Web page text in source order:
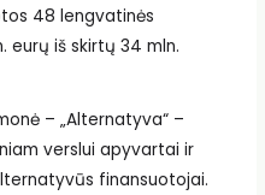
48 lengvatinės
eurų iš skirtų 34 mln.
– „Alternatyva“ –
verslui apyvartai ir
finansuotojai.